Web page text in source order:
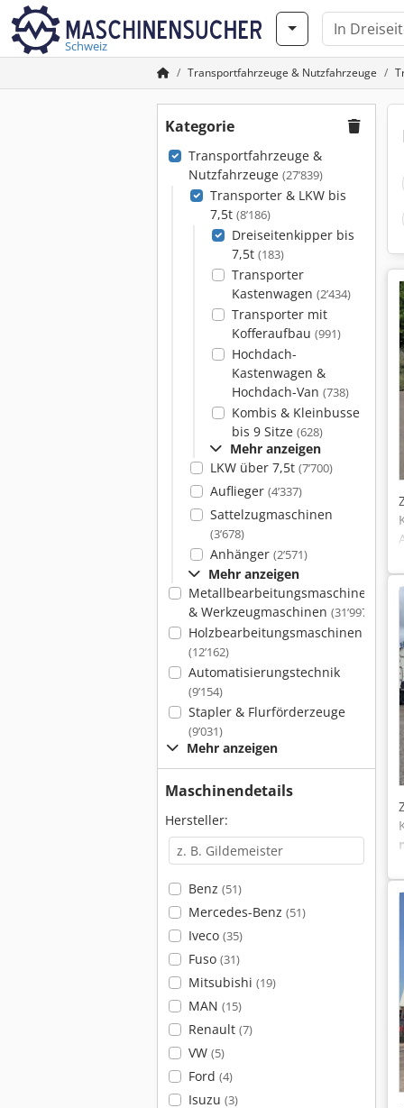
Schweiz
Transportfahrzeuge & Nutzfahrzeuge
Kategorie
Transportfahrzeuge &
Nutzfahrzeuge (27’839)
Transporter & LKW bis
7,5t (8’186)
Dreiseitenkipper bis
7,5t (183)
Transporter
Kastenwagen (2’434)
Transporter mit
Kofferaufbau (991)
Hochdach-
Kastenwagen &
Hochdach-Van (738)
Kombis & Kleinbusse
bis 9 Sitze (628)
Mehr anzeigen
LKW über 7,5t (7’700)
Auflieger (4’337)
Sattelzugmaschinen
(3’678)
Anhänger (2’571)
Mehr anzeigen
Metallbearbeitungsmaschinen
& Werkzeugmaschinen (31’997)
Holzbearbeitungsmaschinen
(12’162)
Automatisierungstechnik
(9’154)
Stapler & Flurförderzeuge
(9’031)
Mehr anzeigen
Maschinendetails
Hersteller:
Benz (51)
Mercedes-Benz (51)
Iveco (35)
Fuso (31)
Mitsubishi (19)
MAN (15)
Renault (7)
VW (5)
Ford (4)
Isuzu (3)